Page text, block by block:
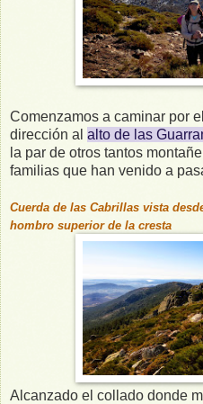
Comenzamos a caminar por
dirección al alto de las
la par de otros tantos
familias que han venido a
Cuerda de las Cabrillas vista
hombro superior de la cresta
Alcanzado el collado donde